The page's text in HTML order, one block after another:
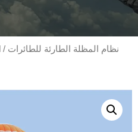
/ نظام المظلة الطارئة للطائرات